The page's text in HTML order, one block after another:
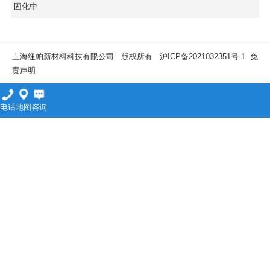
固化中
上海纽帕新材料科技有限公司 版权所有 沪ICP备2021032351号-1
免
责声明
电话地图 咨询